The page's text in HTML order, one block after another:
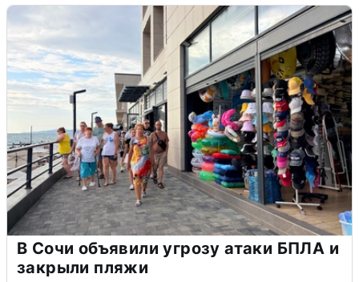
В Сочи объявили угрозу атаки БПЛА и
закрыли пляжи